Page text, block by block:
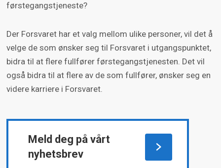
førstegangstjeneste?
Der Forsvaret har et valg mellom ulike personer, vil det å
velge de som ønsker seg til Forsvaret i utgangspunktet,
bidra til at flere fullfører førstegangstjenesten. Det vil
også bidra til at flere av de som fullfører, ønsker seg en
videre karriere i Forsvaret.
Meld deg på vårt
nyhetsbrev